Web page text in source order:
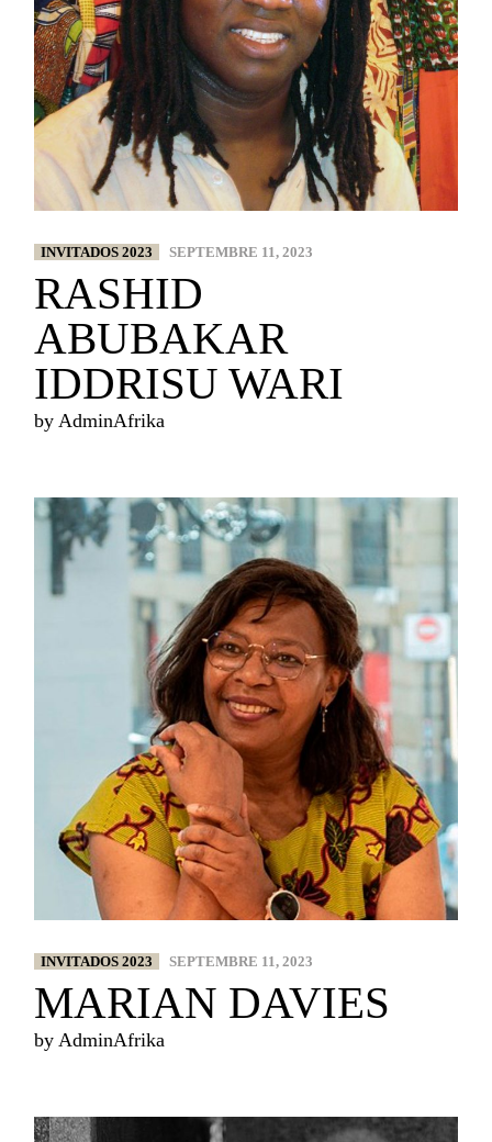
INVITADOS 2023 SEPTEMBRE 11, 2023
RASHID
ABUBAKAR
IDDRISU WARI
by AdminAfrika
INVITADOS 2023 SEPTEMBRE 11, 2023
MARIAN DAVIES
by AdminAfrika